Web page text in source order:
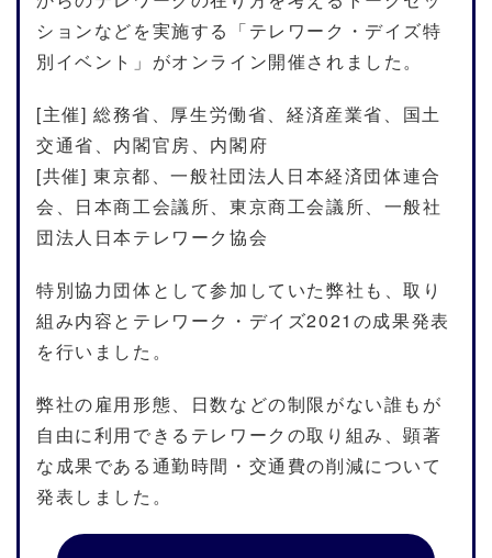
ションなどを実施する「テレワーク・デイズ特
別イベント」がオンライン開催されました。
[主催] 総務省、厚生労働省、経済産業省、国土
交通省、内閣官房、内閣府
[共催] 東京都、一般社団法人日本経済団体連合
会、日本商工会議所、東京商工会議所、一般社
団法人日本テレワーク協会
特別協力団体として参加していた弊社も、取り
組み内容とテレワーク・デイズ2021の成果発表
を行いました。
弊社の雇用形態、日数などの制限がない誰もが
自由に利用できるテレワークの取り組み、顕著
な成果である通勤時間・交通費の削減について
発表しました。